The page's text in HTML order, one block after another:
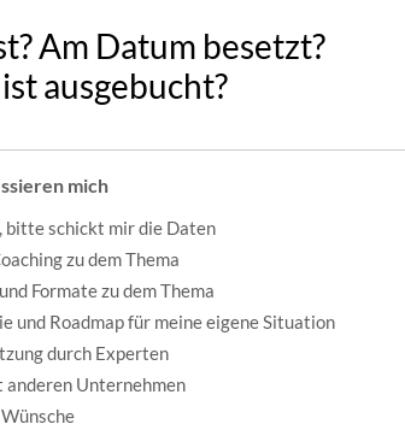
Am Datum besetzt?
ausgebucht?
mich
bitte schickt mir die Daten
zu dem Thema
Formate zu dem Thema
und Roadmap für meine eigene Situation
durch Experten
anderen Unternehmen